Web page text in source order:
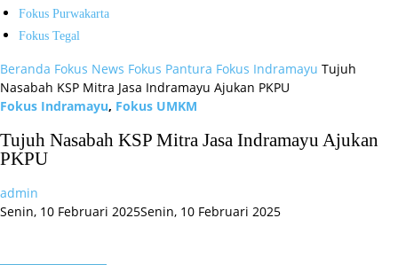
Fokus Purwakarta
Fokus Tegal
Beranda Fokus News Fokus Pantura Fokus Indramayu Tujuh
Nasabah KSP Mitra Jasa Indramayu Ajukan PKPU
Fokus Indramayu, Fokus UMKM
Tujuh Nasabah KSP Mitra Jasa Indramayu Ajukan
PKPU
admin
Senin, 10 Februari 2025Senin, 10 Februari 2025